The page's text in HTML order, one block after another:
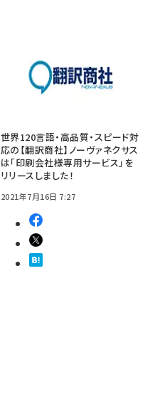
世界120言語・高品質・スピード対
応の【翻訳商社】ノーヴァネクサス
は「印刷会社様専用サービス」を
リリースしました！
2021年7月16日 7:27